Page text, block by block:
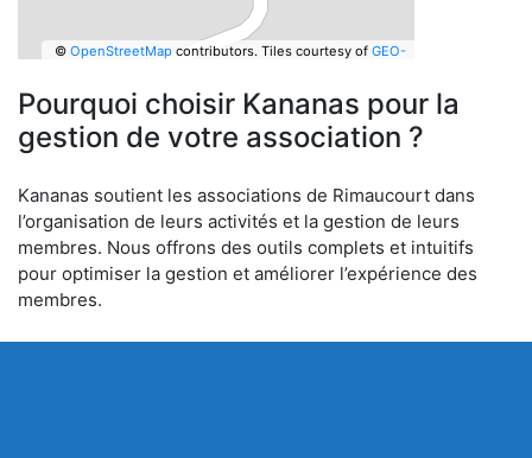
© OpenStreetMapcontributors. Tiles courtesy of GEO-
Pourquoi choisir Kananas pour la
gestion de votre association ?
Kananas soutient les associations de Rimaucourt dans
l’organisation de leurs activités et la gestion de leurs
membres. Nous offrons des outils complets et intuitifs
pour optimiser la gestion et améliorer l’expérience des
membres.